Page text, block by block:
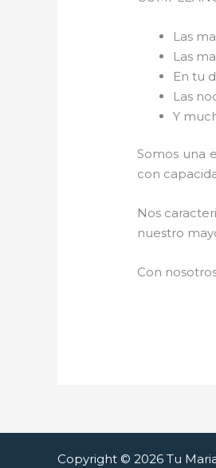
Las
Las
En tu
Las
Y
Somos una
con
Nos
nuestro
Con
Copyright © 2026 Tu